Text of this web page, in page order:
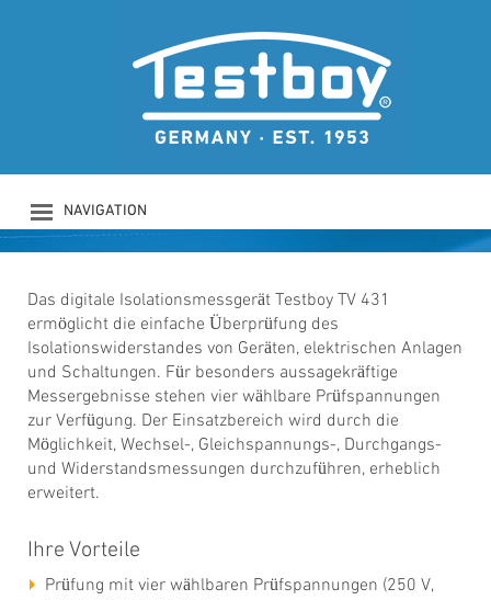
NAVIGATION
PRODUKTE
SICHERHEIT
DOWNLOADS
NEWS
KONTAKT
LOGIN
TESTBOY TV 431
Digitales Isolationsmessgerät
Das digitale Isolationsmessgerät Testboy TV 431
ermöglicht die einfache Überprüfung des
Isolationswiderstandes von Geräten, elektrischen Anlagen
und Schaltungen. Für besonders aussagekräftige
Messergebnisse stehen vier wählbare Prüfspannungen
zur Verfügung. Der Einsatzbereich wird durch die
Möglichkeit, Wechsel-, Gleichspannungs-, Durchgangs-
und Widerstandsmessungen durchzuführen, erheblich
erweitert.
Ihre Vorteile
Prüfung mit vier wählbaren Prüfspannungen (250 V,